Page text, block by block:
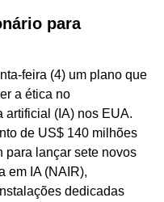
para
feira (4) um plano que
a ética no
artificial (IA) nos EUA.
de US$ 140 milhões
para lançar sete novos
em IA (NAIR),
dedicadas